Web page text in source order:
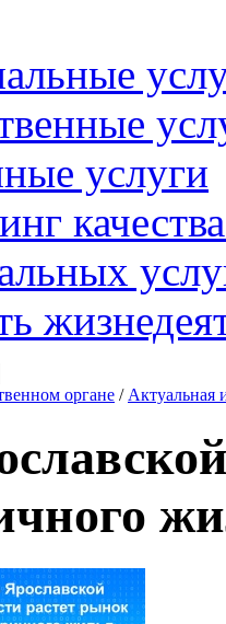
услуги
органе / Актуальная